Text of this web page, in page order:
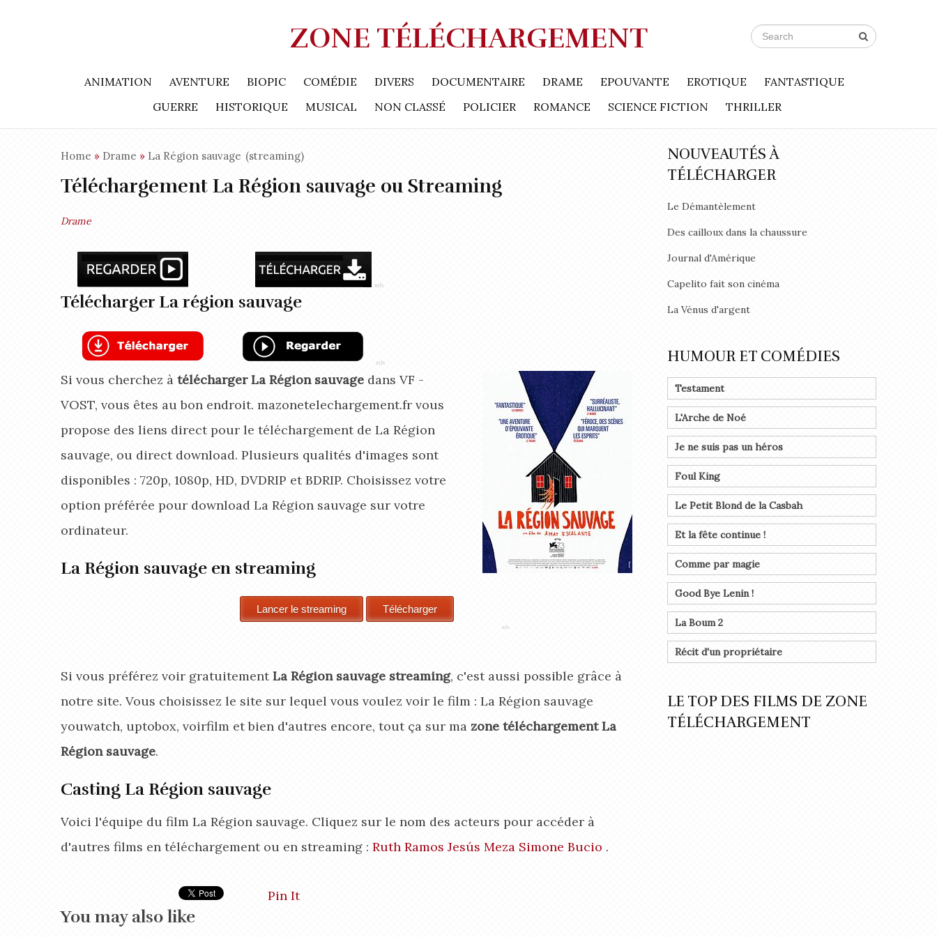
ZONE TÉLÉCHARGEMENT
ANIMATION AVENTURE BIOPIC COMÉDIE DIVERS DOCUMENTAIRE DRAME EPOUVANTE EROTIQUE
FANTASTIQUE
GUERRE
HISTORIQUE MUSICAL NON CLASSÉ POLICIER ROMANCE SCIENCE FICTION THRILLER
Home » Drame » La Région sauvage (streaming)
Téléchargement La Région sauvage ou Streaming
Drame
Télécharger La région sauvage
Si vous cherchez à télécharger La Région sauvage dans VF -
VOST, vous êtes au bon endroit. mazonetelechargement.fr vous
propose des liens direct pour le téléchargement de La Région
sauvage, ou direct download. Plusieurs qualités d'images sont
disponibles : 720p, 1080p, HD, DVDRIP et BDRIP. Choisissez votre
option préférée pour download La Région sauvage sur votre
ordinateur.
La Région sauvage en streaming
Si vous préférez voir gratuitementLa Région sauvage streaming, c'est aussi possible grâce à
notre site. Vous choisissez le site sur lequel vous voulez voir le film : La Région sauvage
youwatch, uptobox, voirfilm et bien d'autres encore, tout ça sur ma zone téléchargement La
Région sauvage.
Casting La Région sauvage
Voici l'équipe du film La Région sauvage. Cliquez sur le nom des acteurs pour accéder à
d'autres films en téléchargement ou en streaming : Ruth Ramos Jesús Meza Simone Bucio .
Pin It
You may also like
NOUVEAUTÉS À
TÉLÉCHARGER
Le Démantèlement
Des cailloux dans la chaussure
Journal d'Amérique
Capelito fait son cinéma
La Vénus d'argent
HUMOUR ET COMÉDIES
Testament
L'Arche de Noé
Je ne suis pas un héros
Foul King
Le Petit Blond de la Casbah
Et la fête continue !
Comme par magie
Good Bye Lenin !
La Boum 2
Récit d'un propriétaire
LE TOP DES FILMS DE ZONE
TÉLÉCHARGEMENT